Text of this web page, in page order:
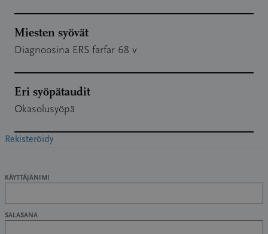
Miesten syövät
Uusin aihe
Diagnoosina ERS farfar 68 v
Eri syöpätaudit
Uusin aihe
Okasolusyöpä
Rekisteröidy
KÄYTTÄJÄNIMI
SALASANA